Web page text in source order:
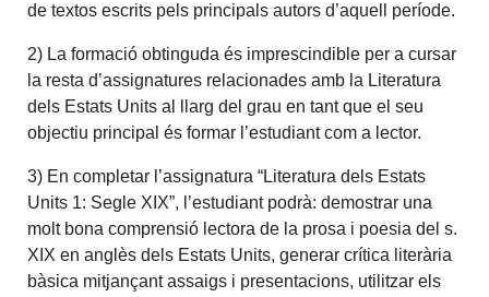
de textos escrits pels principals autors d’aquell període.
2) La formació obtinguda és imprescindible per a cursar
la resta d’assignatures relacionades amb la Literatura
dels Estats Units al llarg del grau en tant que el seu
objectiu principal és formar l’estudiant com a lector.
3) En completar l’assignatura “Literatura dels Estats
Units 1: Segle XIX”, l’estudiant podrà: demostrar una
molt bona comprensió lectora de la prosa i poesia del s.
XIX en anglès dels Estats Units, generar crítica literària
bàsica mitjançant assaigs i presentacions, utilitzar els